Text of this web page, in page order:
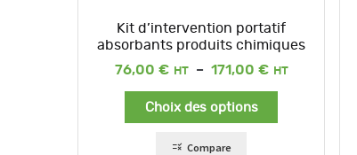
Kit d’intervention portatif
absorbants produits chimiques
76,00 € – 171,00 €
Plage
Choix des options
Compare